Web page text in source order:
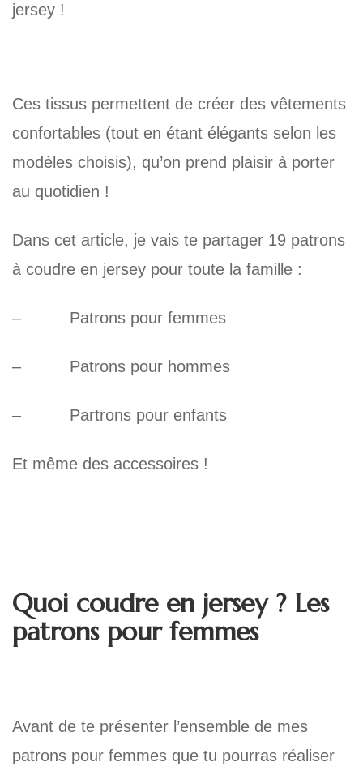
jersey !
Ces tissus permettent de créer des vêtements
confortables (tout en étant élégants selon les
modèles choisis), qu’on prend plaisir à porter
au quotidien !
Dans cet article, je vais te partager 19 patrons
à coudre en jersey pour toute la famille :
– Patrons pour femmes
– Patrons pour hommes
– Partrons pour enfants
Et même des accessoires !
Quoi coudre en jersey ? Les
patrons pour femmes
Avant de te présenter l’ensemble de mes
patrons pour femmes que tu pourras réaliser